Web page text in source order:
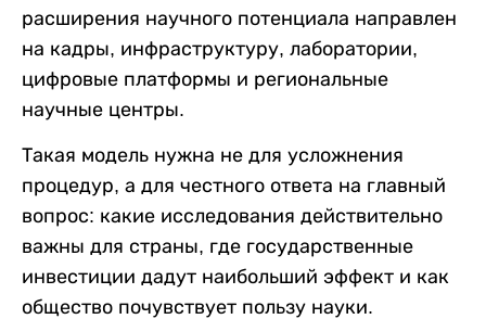
расширения научного потенциала направлен
на кадры, инфраструктуру, лаборатории,
цифровые платформы и региональные
научные центры.
Такая модель нужна не для усложнения
процедур, а для честного ответа на главный
вопрос: какие исследования действительно
важны для страны, где государственные
инвестиции дадут наибольший эффект и как
общество почувствует пользу науки.